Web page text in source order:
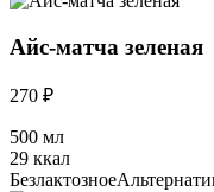
Айс-матча зеленая
270 ₽
500 мл
29 ккал
Безлактозное